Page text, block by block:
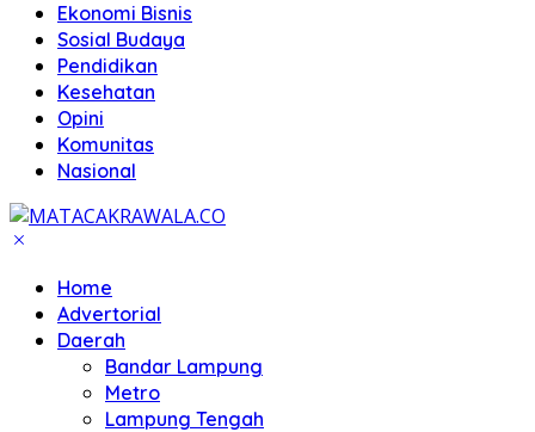
Ekonomi Bisnis
Sosial Budaya
Pendidikan
Kesehatan
Opini
Komunitas
Nasional
Home
Advertorial
Daerah
Bandar Lampung
Metro
Lampung Tengah